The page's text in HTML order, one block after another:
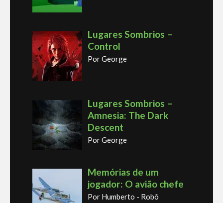
Lugares Sombrios –
Control
Por George
Lugares Sombrios –
Amnesia: The Dark
Descent
Por George
Memórias de um
jogador: O avião chefe
Por Humberto - Robô